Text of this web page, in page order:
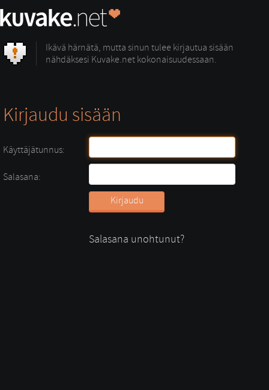
Ikävä härnätä, mutta sinun tulee kirjautua sisään
nähdäksesi Kuvake.net kokonaisuudessaan.
Kirjaudu sisään
Käyttäjätunnus:
Salasana:
Salasana unohtunut?